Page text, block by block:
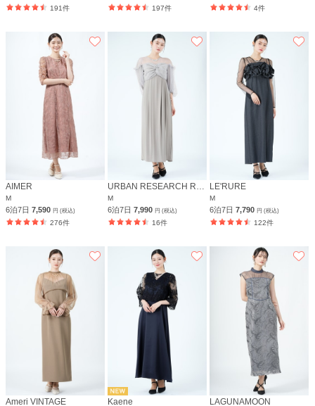
191件 197件 4件
AIMER
M
6泊7日 7,590 円 (税込)
276件
URBAN RESEARCH ROSSO
M
6泊7日7,990円 (税込)
16件
LE'RURE
M
6泊7日7,790円 (税込)
122件
Ameri VINTAGE Kaene LAGUNAMOON